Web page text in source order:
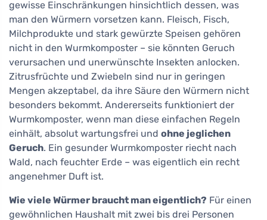
gewisse Einschränkungen hinsichtlich dessen, was
man den Würmern vorsetzen kann. Fleisch, Fisch,
Milchprodukte und stark gewürzte Speisen gehören
nicht in den Wurmkomposter – sie könnten Geruch
verursachen und unerwünschte Insekten anlocken.
Zitrusfrüchte und Zwiebeln sind nur in geringen
Mengen akzeptabel, da ihre Säure den Würmern nicht
besonders bekommt. Andererseits funktioniert der
Wurmkomposter, wenn man diese einfachen Regeln
einhält, absolut wartungsfrei und ohne jeglichen
Geruch. Ein gesunder Wurmkomposter riecht nach
Wald, nach feuchter Erde – was eigentlich ein recht
angenehmer Duft ist.
Wie viele Würmer braucht man eigentlich? Für einen
gewöhnlichen Haushalt mit zwei bis drei Personen